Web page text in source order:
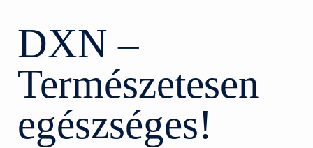
DXN –
Természetesen
egészséges!